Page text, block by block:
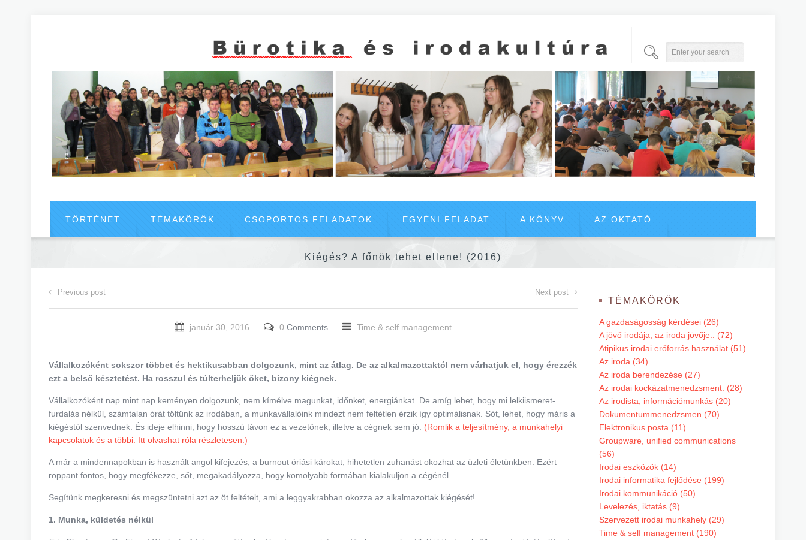
TÖRTÉNET TÉMAKÖRÖK CSOPORTOS FELADATOK EGYÉNI FELADAT A KÖNYV AZ OKTATÓ
Kiégés? A főnök tehet ellene! (2016)
Previous post Next post
január 30, 2016 0 Comments Time & self management
Vállalkozóként sokszor többet és hektikusabban dolgozunk, mint az átlag. De az alkalmazottaktól nem várhatjuk el, hogy érezzék
ezt a belső késztetést. Ha rosszul és túlterheljük őket, bizony kiégnek.
Vállalkozóként nap mint nap keményen dolgozunk, nem kímélve magunkat, időnket, energiánkat. De amíg lehet, hogy mi lelkiismeret-
furdalás nélkül, számtalan órát töltünk az irodában, a munkavállalóink mindezt nem feltétlen érzik így optimálisnak. Sőt, lehet, hogy máris a
kiégéstől szenvednek. És ideje elhinni, hogy hosszú távon ez a vezetőnek, illetve a cégnek sem jó.
(Romlik a teljesítmény, a munkahelyi
kapcsolatok és a többi. Itt olvashat róla részletesen.)
A már a mindennapokban is használt angol kifejezés, a burnout óriási károkat, hihetetlen zuhanást okozhat az üzleti életünkben. Ezért
roppant fontos, hogy megfékezze, sőt, megakadályozza, hogy komolyabb formában kialakuljon a cégénél.
Segítünk megkeresni és megszüntetni azt az öt feltételt, ami a leggyakrabban okozza az alkalmazottak kiégését!
1. Munka, küldetés nélkül
TÉMAKÖRÖK
A gazdaságosság kérdései (26)
A jövő irodája, az iroda jövője.. (72)
Atipikus irodai erőforrás használat (51)
Az iroda (34)
Az iroda berendezése (27)
Az irodai kockázatmenedzsment. (28)
Az irodista, információmunkás (20)
Dokumentummenedzsmen (70)
Elektronikus posta (11)
Groupware, unified communications
(56)
Irodai eszközök (14)
Irodai informatika fejlődése (199)
Irodai kommunikáció (50)
Levelezés, iktatás (9)
Szervezett irodai munkahely (29)
Time & self management (190)